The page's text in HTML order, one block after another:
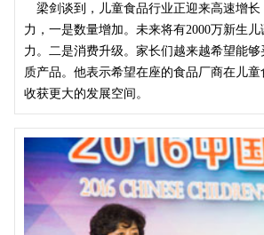
梁剑谈到，儿童食品行业正迎来高速增
力，一是数量增加。未来将有2000万新生
力。二是消费升级。家长们越来越希望能
质产品。他表示希望在座的食品厂商在儿
收获更大的发展空间。